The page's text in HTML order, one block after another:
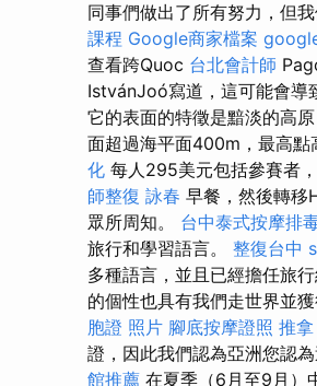
同事們做出了所有努力，但
課程 Google商家檔案
查看跨Quoc 台北會計師
IstvánJoó寫道，這可能會導
它的表面的特徵是黯淡的高
面超過海平面400m，最高點
化 每人295美元包括參賽者
師整復 詠春 早餐，然後轉移
眾所周知。 台中泰式按摩排
旅行和學習語言。 整復台中
多種語言，並且已經擔任旅
的個性也具有我們走世界並
胞證 照片 腳底按摩證照 推拿
證，因此我們認為亞洲您認
館推薦 在夏季（6月至9月）